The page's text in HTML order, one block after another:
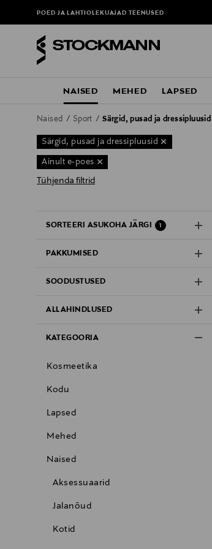
POED JA LAHTIOLEKUAJADTEENUSED
NAISED MEHED LAPSED
Naised Sport Särgid, pusad ja dressipluusid
Särgid, pusad ja dressipluusid
Ainult e-poes
Tühjenda filtrid
SORTEERI ASUKOHA JÄRGI 1
PAKKUMISED
SOODUSTUSED
ALLAHINDLUSED
KATEGOORIA
Kosmeetika
Kodu
Lapsed
Mehed
Naised
Aksessuaarid
Jalanõud
Kotid